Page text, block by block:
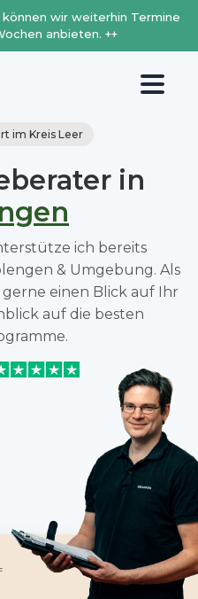
wir weiterhin Termine
anbieten. ++
im Kreis Leer
in
ich bereits
& Umgebung. Als
einen Blick auf Ihr
auf die besten